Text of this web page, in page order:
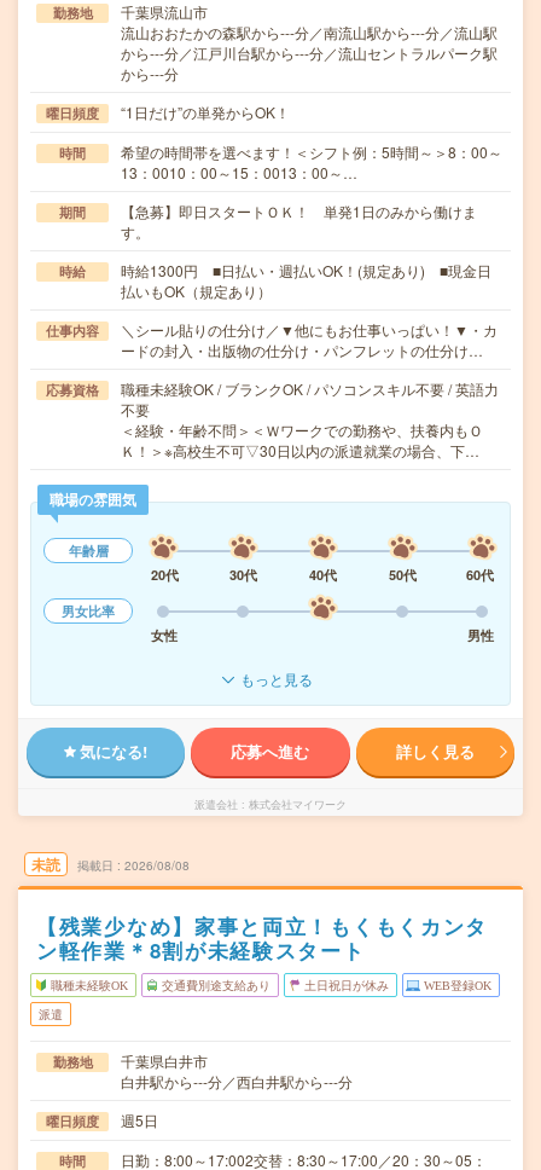
勤務地
千葉県流山市
流山おおたかの森駅から---分／南流山駅から---分／流山駅
から---分／江戸川台駅から---分／流山セントラルパーク駅
から---分
曜日頻度 “1日だけ”の単発からOK！
時間
希望の時間帯を選べます！＜シフト例：5時間～＞8：00～
13：0010：00～15：0013：00～…
期間
【急募】即日スタートＯＫ！ 単発1日のみから働けま
す。
時給
時給1300円 ■日払い・週払いOK！(規定あり) ■現金日
払いもOK（規定あり）
仕事内容
＼シール貼りの仕分け／▼他にもお仕事いっぱい！▼・カ
ードの封入・出版物の仕分け・パンフレットの仕分け…
応募資格
職種未経験OK / ブランクOK / パソコンスキル不要 / 英語力
不要
＜経験・年齢不問＞＜Ｗワークでの勤務や、扶養内もＯ
Ｋ！＞※高校生不可▽30日以内の派遣就業の場合、下…
職場の雰囲気
年齢層
20代
30代 40代 50代
60代
男女比率
女性
男性
もっと見る
気になる! 応募へ進む 詳しく見る
派遣会社 株式会社マイワーク
未読 掲載日 2026/08/08
【残業少なめ】家事と両立！もくもくカンタ
ン軽作業＊8割が未経験スタート
職種未経験OK 交通費別途支給あり 土日祝日が休み WEB登録OK
派遣
勤務地
千葉県白井市
白井駅から---分／西白井駅から---分
曜日頻度 週5日
時間 日勤：8:00～17:002交替：8:30～17:00／20：30～05：